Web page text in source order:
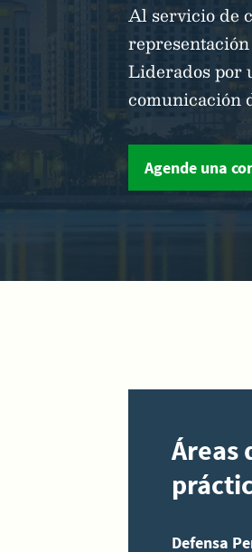
Al servicio de
Liderados por
comunicación
Agende una
Áreas
Defensa